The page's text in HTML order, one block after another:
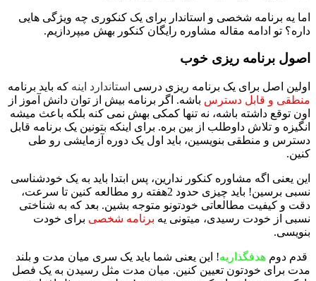
اما یه برنامه شخصی و استاندار برای یک کنکوری چه ویژگی هایی
داره؟ تو ادامه مقاله مشاوره رایگان کنکور بهش میپردازیم.
اصول برنامه ریزی خوب
اولین اصل برای یک برنامه ریزی درسی استاندارد اینه که باید برنامه
منطقی و قابل دسترس باشه. اگر برنامه بیش از توان دانش آموز از
اون توقع داشته باشه، نه تنها کمکی بهش نمی کنه بلکه باعث میشه
انگیزه و تلاش داوطلب از بین بره. برای اینکه بتونین یک برنامه قابل
دسترس و منطقی بنویسین، باید اول یک دوره آزمایشی رو طی
کنین.
این یعنی اگه مشاوره کنکور ندارین، پس ابتدا باید به یک خودشناسی
نسبی برسین! باید چیزی حدود 2هفته رو مطالعه کنین تا سرعت،
دقت و کیفیت مطالعاتی خودتونو متوجه بشین. بعد که به شناختی
نسبی از خودت رسیدی، میتونی یه برنامه شخصی برای خودت
بنویسی.
قدم دوم هدفگذاریه! این یعنی شما باید یک سری میان مدت و بلند
مدت برای خودتون تعیین کنین. میان مدت مثل رسیدن به یک فصل